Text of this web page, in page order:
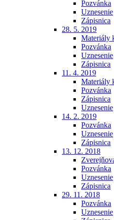
Pozvánka
Uznesenie
Zápisnica
28. 5. 2019
Materiály
Pozvánka
Uznesenie
Zápisnica
11. 4. 2019
Materiály
Pozvánka
Zápisnica
Uznesenie
14. 2. 2019
Pozvánka
Uznesenie
Zápisnica
13. 12. 2018
Pozvánka
Uznesenie
Zápisnica
29. 11. 2018
Pozvánka
Uznesenie